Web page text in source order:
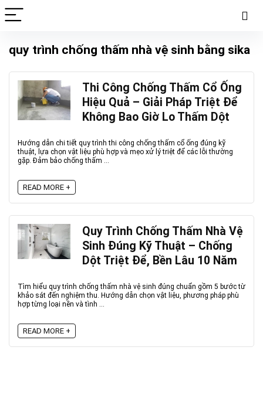
quy trình chống thấm nhà vệ sinh bằng sika
Thi Công Chống Thấm Cổ Ống
Hiệu Quả – Giải Pháp Triệt Để
Không Bao Giờ Lo Thấm Dột
Hướng dẫn chi tiết quy trình thi công chống thấm cổ ống đúng kỹ
thuật, lựa chọn vật liệu phù hợp và mẹo xử lý triệt để các lỗi thường
gặp. Đảm bảo chống thấm ...
READ MORE +
Quy Trình Chống Thấm Nhà Vệ
Sinh Đúng Kỹ Thuật – Chống
Dột Triệt Để, Bền Lâu 10 Năm
Tìm hiểu quy trình chống thấm nhà vệ sinh đúng chuẩn gồm 5 bước từ
khảo sát đến nghiệm thu. Hướng dẫn chọn vật liệu, phương pháp phù
hợp từng loại nền và tình ...
READ MORE +